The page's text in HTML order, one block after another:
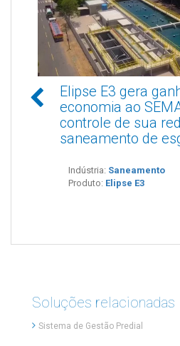
Elipse E3 gera
economia ao
controle de sua
saneamento de
Indústria: Saneamento
Produto: Elipse E3
Soluções relacionadas
Sistema de Gestão Predial